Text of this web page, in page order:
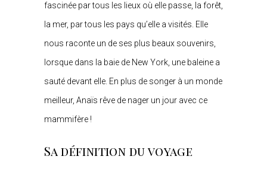
fascinée par tous les lieux où elle passe, la forêt,
la mer, par tous les pays qu’elle a visités. Elle
nous raconte un de ses plus beaux souvenirs,
lorsque dans la baie de New York, une baleine a
sauté devant elle. En plus de songer à un monde
meilleur, Anaïs rêve de nager un jour avec ce
mammifère !
Sa définition du voyage